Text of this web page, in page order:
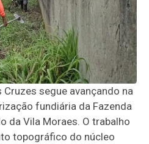
segue avançando na
fundiária da Fazenda
da Vila Moraes. O trabalho
topográfico do núcleo